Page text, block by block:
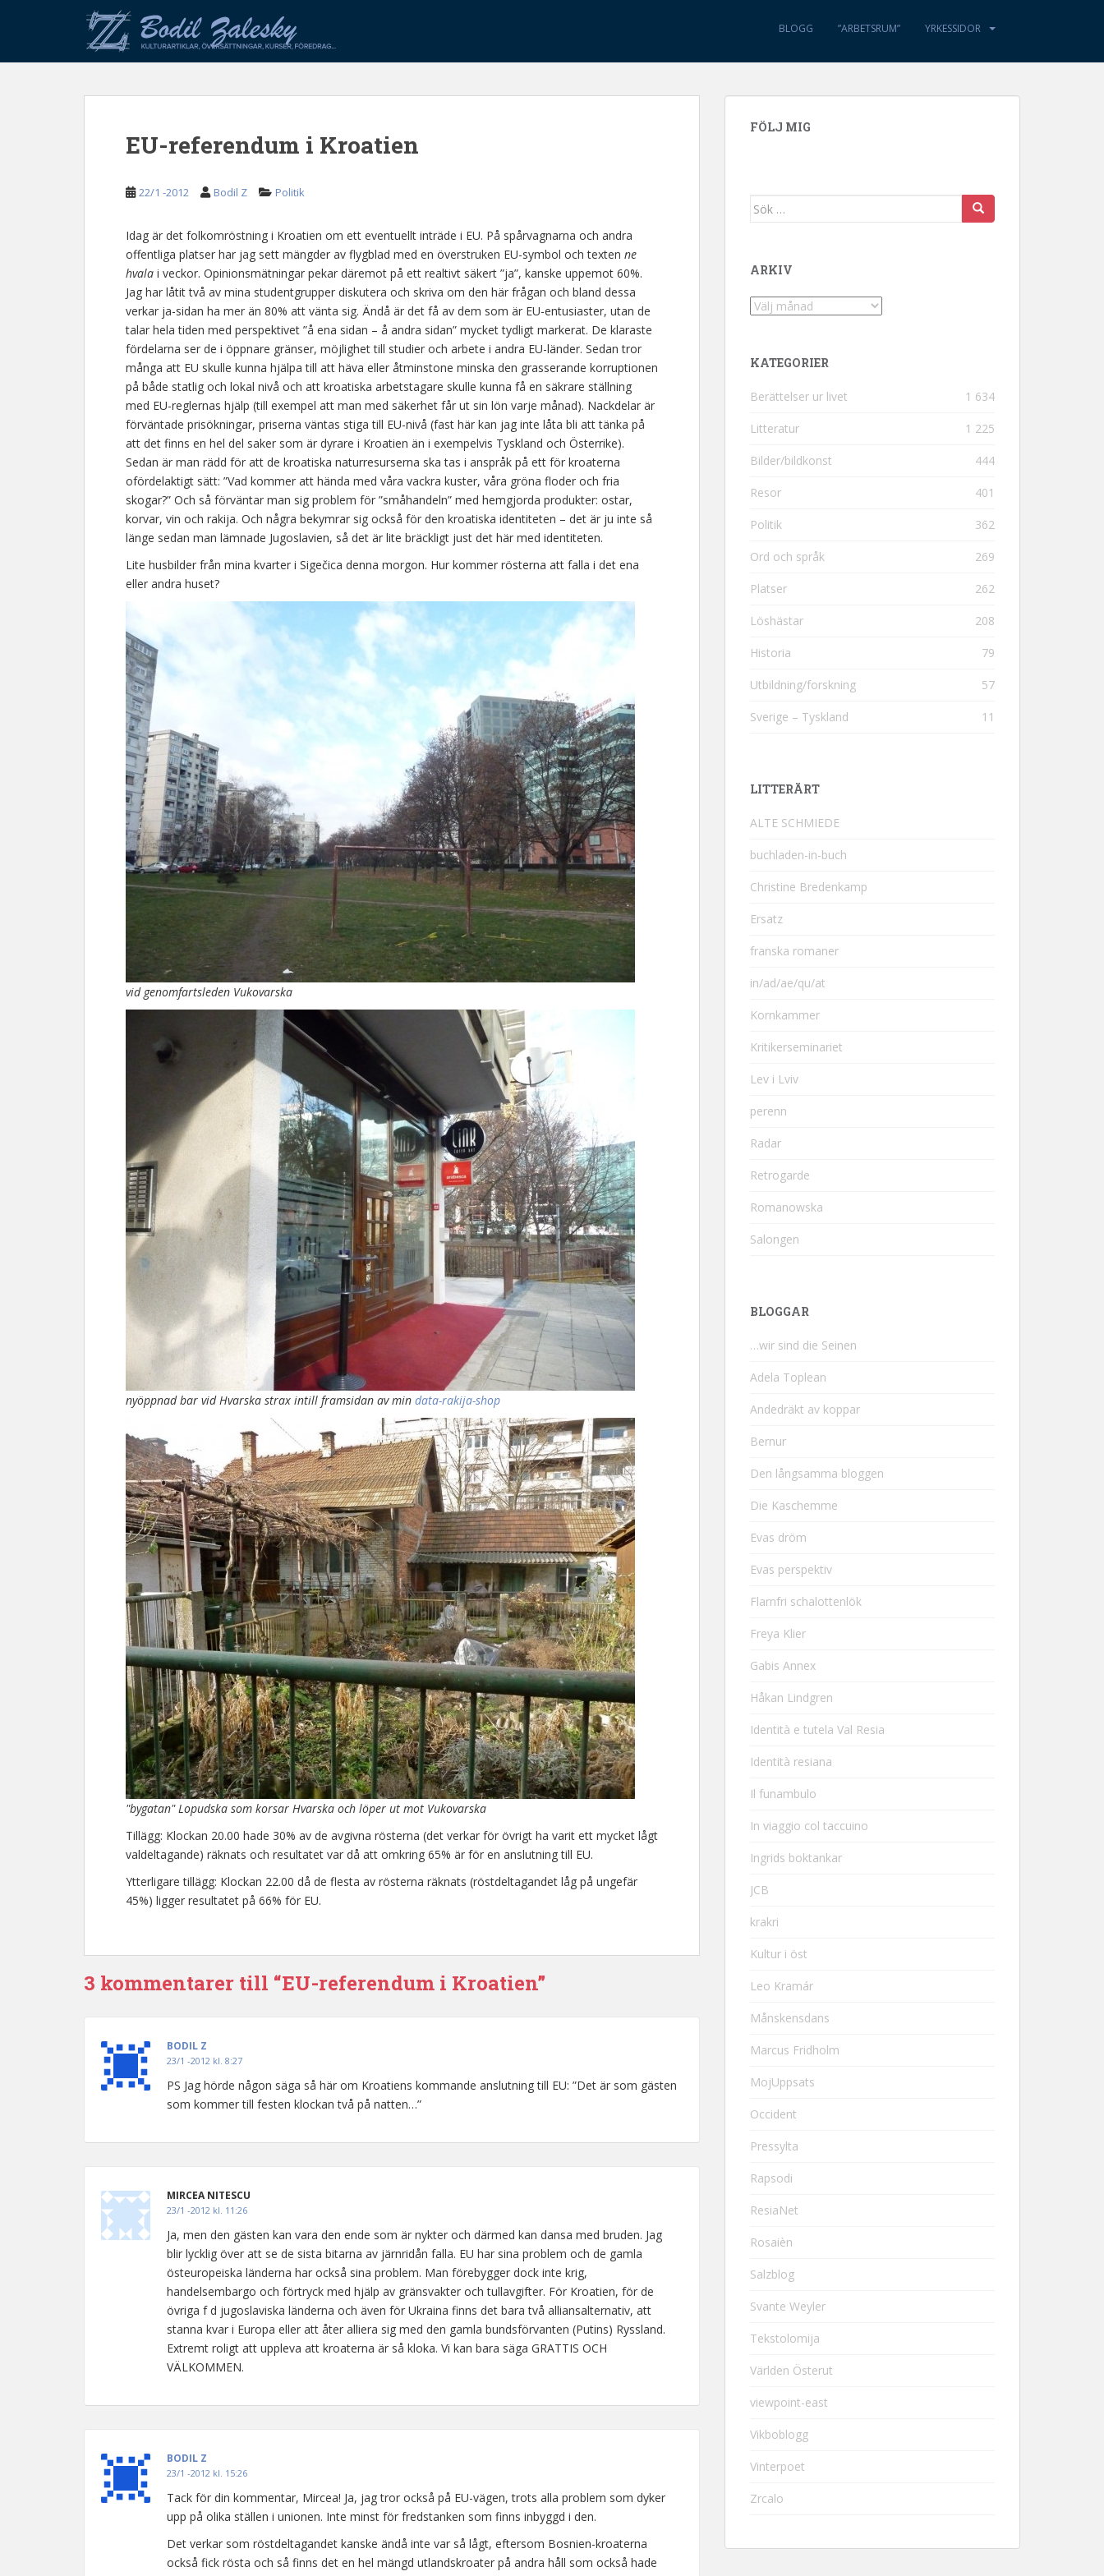
p
BLOGG ”ARBETSRUM” YRKESSIDOR
EU-referendum i Kroatien
22/1 -2012 Bodil Z Politik
Idag är det folkomröstning i Kroatien om ett eventuellt inträde i EU. På spårvagnarna och andra
offentliga platser har jag sett mängder av flygblad med en överstruken EU-symbol och texten ne
hvala i veckor. Opinionsmätningar pekar däremot på ett realtivt säkert ”ja”, kanske uppemot 60%.
Jag har låtit två av mina studentgrupper diskutera och skriva om den här frågan och bland dessa
verkar ja-sidan ha mer än 80% att vänta sig. Ändå är det få av dem som är EU-entusiaster, utan de
talar hela tiden med perspektivet ”å ena sidan – å andra sidan” mycket tydligt markerat. De klaraste
fördelarna ser de i öppnare gränser, möjlighet till studier och arbete i andra EU-länder. Sedan tror
många att EU skulle kunna hjälpa till att häva eller åtminstone minska den grasserande korruptionen
på både statlig och lokal nivå och att kroatiska arbetstagare skulle kunna få en säkrare ställning
med EU-reglernas hjälp (till exempel att man med säkerhet får ut sin lön varje månad). Nackdelar är
förväntade prisökningar, priserna väntas stiga till EU-nivå (fast här kan jag inte låta bli att tänka på
att det finns en hel del saker som är dyrare i Kroatien än i exempelvis Tyskland och Österrike).
Sedan är man rädd för att de kroatiska naturresurserna ska tas i anspråk på ett för kroaterna
ofördelaktigt sätt: ”Vad kommer att hända med våra vackra kuster, våra gröna floder och fria
skogar?” Och så förväntar man sig problem för ”småhandeln” med hemgjorda produkter: ostar,
korvar, vin och rakija. Och några bekymrar sig också för den kroatiska identiteten – det är ju inte så
länge sedan man lämnade Jugoslavien, så det är lite bräckligt just det här med identiteten.
Lite husbilder från mina kvarter i Sigečica denna morgon. Hur kommer rösterna att falla i det ena
eller andra huset?
vid genomfartsleden Vukovarska
nyöppnad bar vid Hvarska strax intill framsidan av min data-rakija-shop
"bygatan" Lopudska som korsar Hvarska och löper ut mot Vukovarska
Tillägg: Klockan 20.00 hade 30% av de avgivna rösterna (det verkar för övrigt ha varit ett mycket lågt
valdeltagande) räknats och resultatet var då att omkring 65% är för en anslutning till EU.
Ytterligare tillägg: Klockan 22.00 då de flesta av rösterna räknats (röstdeltagandet låg på ungefär
45%) ligger resultatet på 66% för EU.
3 kommentarer till “EU-referendum i Kroatien”
BODIL Z
23/1 -2012 kl. 8:27
PS Jag hörde någon säga så här om Kroatiens kommande anslutning till EU: ”Det är som gästen
som kommer till festen klockan två på natten…”
MIRCEA NITESCU
23/1 -2012 kl. 11:26
Ja, men den gästen kan vara den ende som är nykter och därmed kan dansa med bruden. Jag
blir lycklig över att se de sista bitarna av järnridån falla. EU har sina problem och de gamla
östeuropeiska länderna har också sina problem. Man förebygger dock inte krig,
handelsembargo och förtryck med hjälp av gränsvakter och tullavgifter. För Kroatien, för de
övriga f d jugoslaviska länderna och även för Ukraina finns det bara två alliansalternativ, att
stanna kvar i Europa eller att åter alliera sig med den gamla bundsförvanten (Putins) Ryssland.
Extremt roligt att uppleva att kroaterna är så kloka. Vi kan bara säga GRATTIS OCH
VÄLKOMMEN.
BODIL Z
23/1 -2012 kl. 15:26
Tack för din kommentar, Mircea! Ja, jag tror också på EU-vägen, trots alla problem som dyker
upp på olika ställen i unionen. Inte minst för fredstanken som finns inbyggd i den.
Det verkar som röstdeltagandet kanske ändå inte var så lågt, eftersom Bosnien-kroaterna
också fick rösta och så finns det en hel mängd utlandskroater på andra håll som också hade
FÖLJ MIG
Sök efter:
ARKIV
Arkiv
KATEGORIER
Berättelser ur livet 1 634
Litteratur 1 225
Bilder/bildkonst 444
Resor 401
Politik 362
Ord och språk 269
Platser 262
Löshästar 208
Historia 79
Utbildning/forskning 57
Sverige – Tyskland 11
LITTERÄRT
ALTE SCHMIEDE
buchladen-in-buch
Christine Bredenkamp
Ersatz
franska romaner
in/ad/ae/qu/at
Kornkammer
Kritikerseminariet
Lev i Lviv
perenn
Radar
Retrogarde
Romanowska
Salongen
BLOGGAR
…wir sind die Seinen
Adela Toplean
Andedräkt av koppar
Bernur
Den långsamma bloggen
Die Kaschemme
Evas dröm
Evas perspektiv
Flarnfri schalottenlök
Freya Klier
Gabis Annex
Håkan Lindgren
Identità e tutela Val Resia
Identità resiana
Il funambulo
In viaggio col taccuino
Ingrids boktankar
JCB
krakri
Kultur i öst
Leo Kramár
Månskensdans
Marcus Fridholm
MojUppsats
Occident
Pressylta
Rapsodi
ResiaNet
Rosaièn
Salzblog
Svante Weyler
Tekstolomija
Världen Österut
viewpoint-east
Vikboblogg
Vinterpoet
Zrcalo